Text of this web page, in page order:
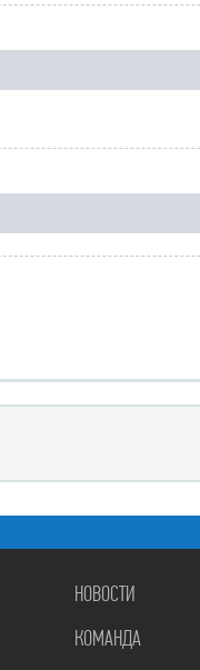
НОВОСТИ
КОМАНДА